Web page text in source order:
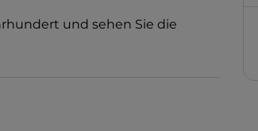
und sehen Sie die